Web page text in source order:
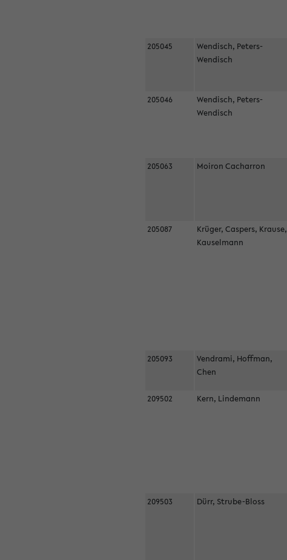
205045
Wendisch, Peters-
Wendisch
205046
Wendisch, Peters-
Wendisch
205063 Moiron Cacharron
205087
Krüger, Caspers, Krause,
Kauselmann
205093
Vendrami, Hoffman,
Chen
209502 Kern, Lindemann
209503 Dürr, Strube-Bloss